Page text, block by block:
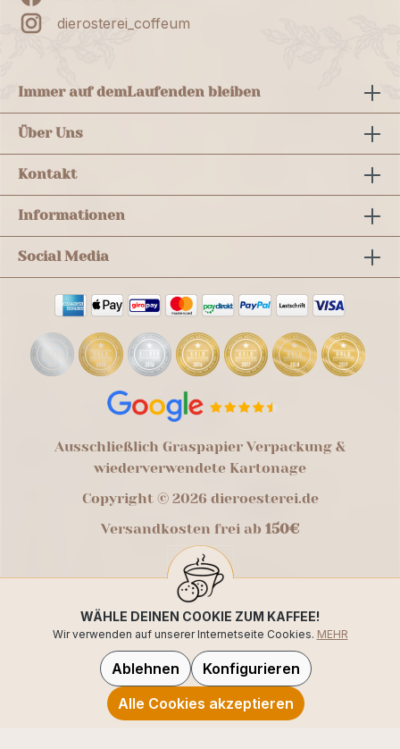
dierosterei_coffeum
Immer auf demLaufenden bleiben
Über Uns
Kontakt
Informationen
Social Media
Ausschließlich Graspapier Verpackung &
wiederverwendete Kartonage
Copyright © 2026 dieroesterei.de
Versandkosten frei ab 150€
WÄHLE DEINEN COOKIE ZUM KAFFEE!
Wir verwenden auf unserer Internetseite Cookies. MEHR
Ablehnen
Konfigurieren
Alle Cookies akzeptieren